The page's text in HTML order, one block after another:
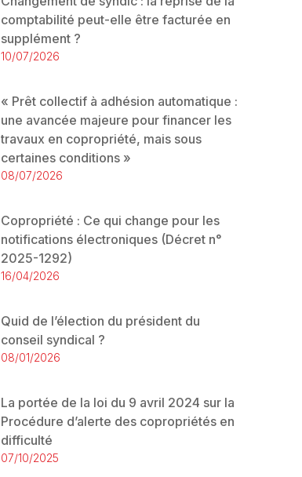
comptabilité peut-elle être facturée en
supplément ?
10/07/2026
« Prêt collectif à adhésion automatique :
une avancée majeure pour financer les
travaux en copropriété, mais sous
certaines conditions »
08/07/2026
Copropriété : Ce qui change pour les
notifications électroniques (Décret n°
2025-1292)
16/04/2026
Quid de l’élection du président du
conseil syndical ?
08/01/2026
La portée de la loi du 9 avril 2024 sur la
Procédure d’alerte des copropriétés en
difficulté
07/10/2025